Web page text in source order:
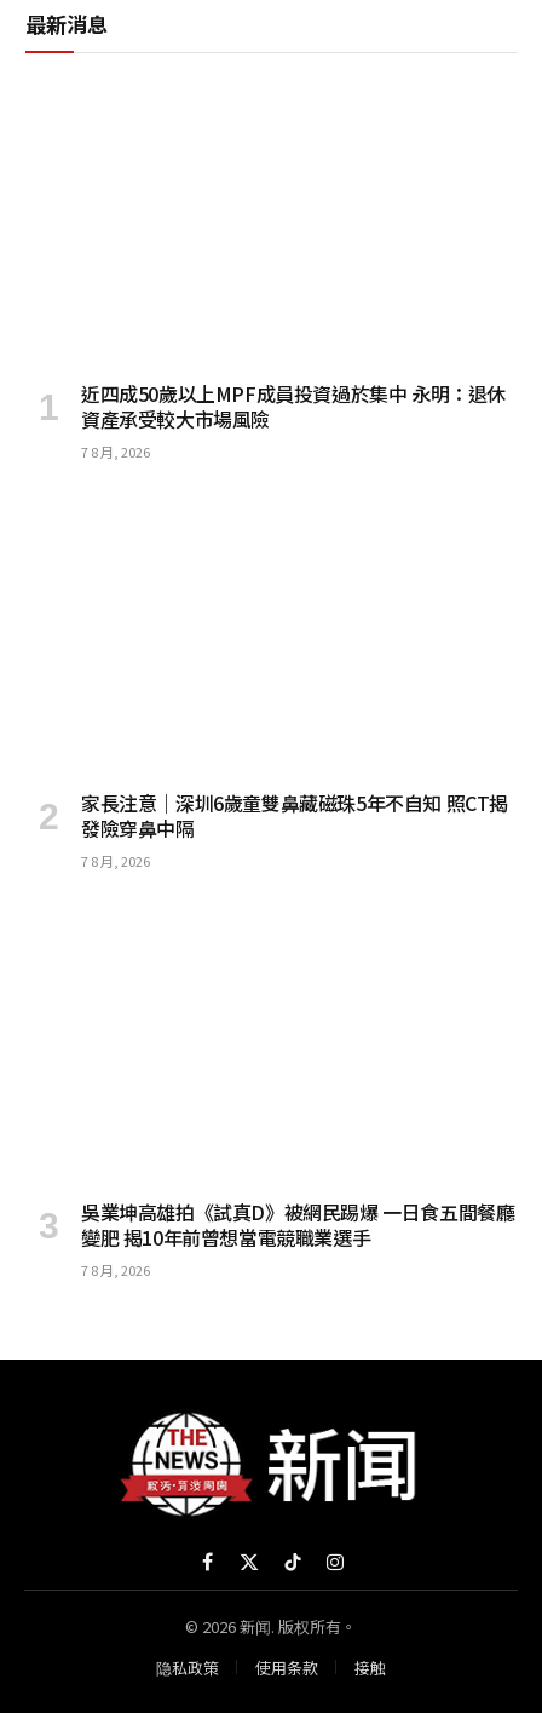
最新消息
近四成50歲以上MPF成員投資過於集中 永明：退休
資產承受較大市場風險
7 8 月, 2026
家長注意｜深圳6歲童雙鼻藏磁珠5年不自知 照CT揭
發險穿鼻中隔
7 8 月, 2026
吳業坤高雄拍《試真D》被網民踢爆 一日食五間餐廳
變肥 揭10年前曾想當電競職業選手
7 8 月, 2026
Facebook
X
(Twitter)
TikTokInstagram
© 2026 新闻. 版权所有。
隐私政策
使用条款 接触